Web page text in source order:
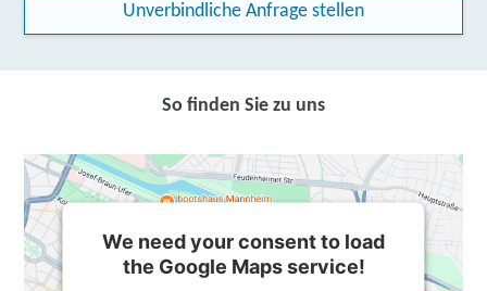
Unverbindliche Anfrage stellen
So finden Sie zu uns
We need your consent to load
the Google Maps service!